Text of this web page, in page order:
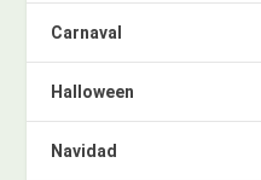
Carnaval
Halloween
Navidad